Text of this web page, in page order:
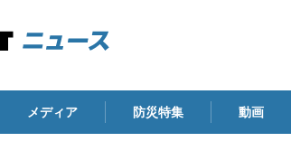
メディア 防災特集 動画